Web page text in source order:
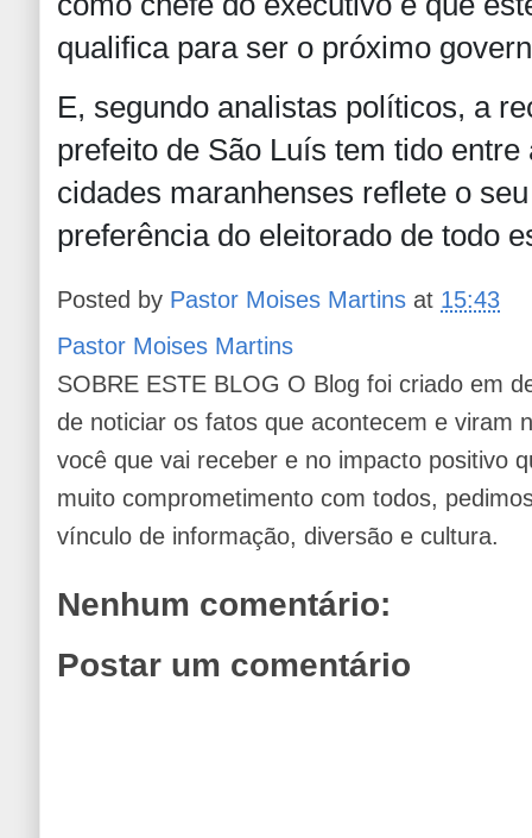
qualifica para ser o próximo
E, segundo analistas políticos, a
prefeito de São Luís tem tido
cidades maranhenses reflete o
preferência do eleitorado de todo
Posted by Pastor Moises Martins at 15:43
Pastor Moises Martins
SOBRE ESTE BLOG O Blog foi criado em
de noticiar os fatos que acontecem e viram
você que vai receber e no impacto positivo
muito comprometimento com todos,
vínculo de informação, diversão e cultura.
Nenhum comentário:
Postar um comentário